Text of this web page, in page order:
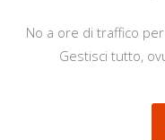
No a ore di traffico
Gestisci tutto,